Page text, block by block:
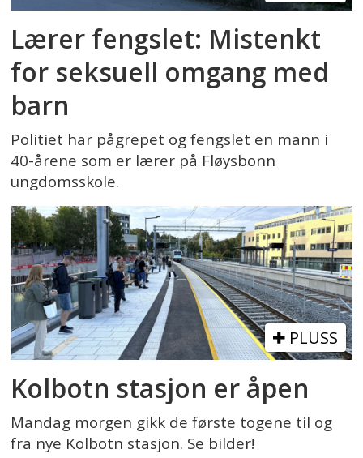
Lærer fengslet: Mistenkt
for seksuell omgang med
barn
Politiet har pågrepet og fengslet en mann i
40-årene som er lærer på Fløysbonn
ungdomsskole.
PLUSS
Kolbotn stasjon er åpen
Mandag morgen gikk de første togene til og
fra nye Kolbotn stasjon. Se bilder!